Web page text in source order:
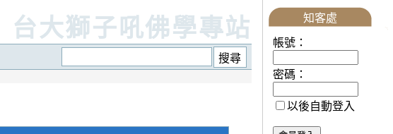
台大獅子吼佛學專站 知客處
帳號：
密碼：
以後自動登入